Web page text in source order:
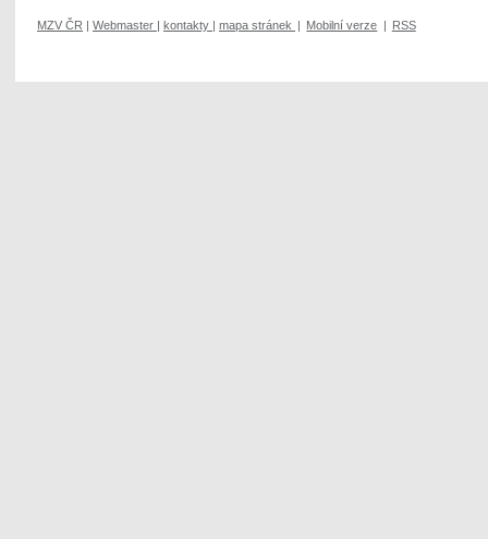
MZV ČR | Webmaster | kontakty | mapa stránek | Mobilní verze | RSS